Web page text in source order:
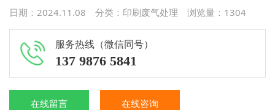
日期：2024.11.08 分类： 印刷废气处理 浏览量： 1304
服务热线（微信同号）
137 9876 5841
在线留言 在线咨询